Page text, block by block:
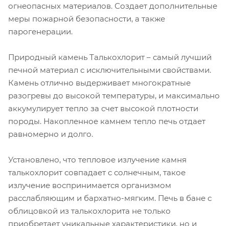
огнеопасных материалов. Создает дополнительные
меры пожарной безопасности, а также
парогенерации.
Природный камень Талькохлорит – самый лучший
печной материал с исключительными свойствами.
Камень отлично выдерживает многократные
разогревы до высокой температуры, и максимально
аккумулирует тепло за счет высокой плотности
породы. Накопленное камнем тепло печь отдает
равномерно и долго.
Установлено, что тепловое излучение камня
талькохлорит совпадает с солнечным, такое
излучение воспринимается организмом
расслабляющим и бархатно-мягким. Печь в бане с
облицовкой из талькохлорита не только
приобретает уникальные характеристики, но и